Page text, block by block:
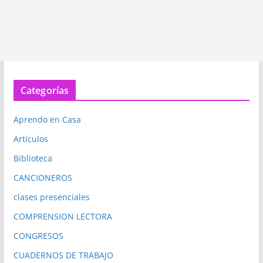
Categorías
Aprendo en Casa
Artículos
Biblioteca
CANCIONEROS
clases presenciales
COMPRENSION LECTORA
CONGRESOS
CUADERNOS DE TRABAJO